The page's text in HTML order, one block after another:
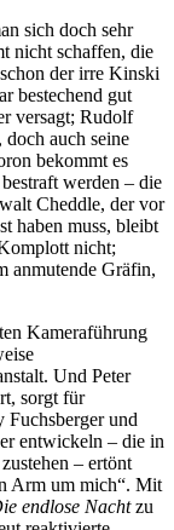
sich doch sehr
nicht schaffen, die
der irre Kinski
bestechend gut
versagt; Rudolf
auch seine
bekommt es
werden – die
Cheddle, der vor
haben muss, bleibt
nicht;
anmutende Gräfin,
Kameraführung
Und Peter
sorgt für
Fuchsberger und
entwickeln – die in
– ertönt
Arm um mich“. Mit
endlose Nachtzu